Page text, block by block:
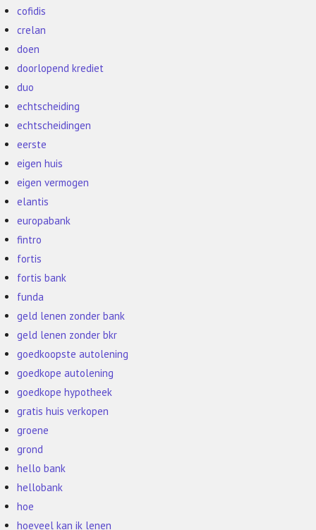
cofidis
crelan
doen
doorlopend krediet
duo
echtscheiding
echtscheidingen
eerste
eigen huis
eigen vermogen
elantis
europabank
fintro
fortis
fortis bank
funda
geld lenen zonder bank
geld lenen zonder bkr
goedkoopste autolening
goedkope autolening
goedkope hypotheek
gratis huis verkopen
groene
grond
hello bank
hellobank
hoe
hoeveel kan ik lenen